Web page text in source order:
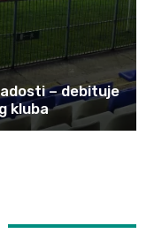
– debituje
kluba